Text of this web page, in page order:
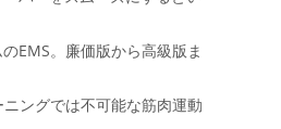
EMS。廉価版から高級版ま
ングでは不可能な筋肉運動